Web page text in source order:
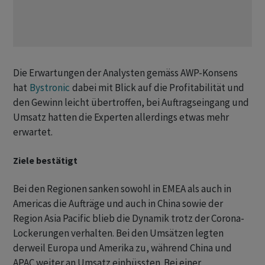
Die Erwartungen der Analysten gemäss AWP-Konsens
hat Bystronic dabei mit Blick auf die Profitabilität und
den Gewinn leicht übertroffen, bei Auftragseingang und
Umsatz hatten die Experten allerdings etwas mehr
erwartet.
Ziele bestätigt
Bei den Regionen sanken sowohl in EMEA als auch in
Americas die Aufträge und auch in China sowie der
Region Asia Pacific blieb die Dynamik trotz der Corona-
Lockerungen verhalten. Bei den Umsätzen legten
derweil Europa und Amerika zu, während China und